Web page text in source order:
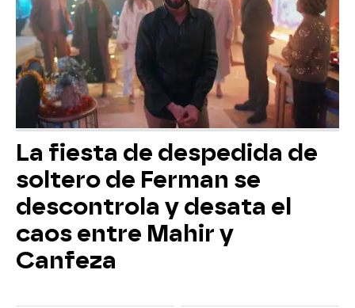
La fiesta de despedida de
soltero de Ferman se
descontrola y desata el
caos entre Mahir y
Canfeza